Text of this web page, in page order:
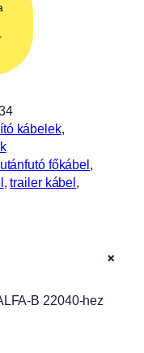
kábelek
utánfutó főkábel
, trailer kábel
+
B 22040-hez